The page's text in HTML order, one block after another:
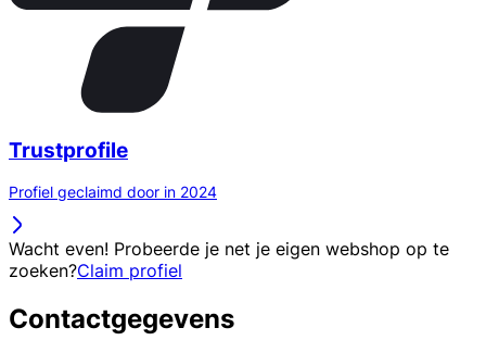
Trustprofile
Profiel geclaimd door in 2024
Wacht even! Probeerde je net je eigen webshop op te
zoeken?Claim profiel
Contactgegevens